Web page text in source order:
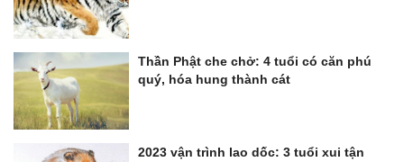
Thần Phật che chở: 4 tuổi có căn phú
quý, hóa hung thành cát
2023 vận trình lao dốc: 3 tuổi xui tận